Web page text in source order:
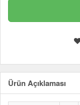
Ürün Açıklaması